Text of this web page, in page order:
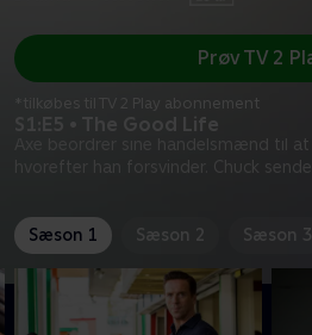
S1:E5 • The Good Life
Axe beordrer sine handelsmænd til
hvorefter han forsvinder. Chuck
Prøv TV 2
*tilkøbes til TV 2 Play abonnement
Sæson 1 Sæson 2 Sæson 3